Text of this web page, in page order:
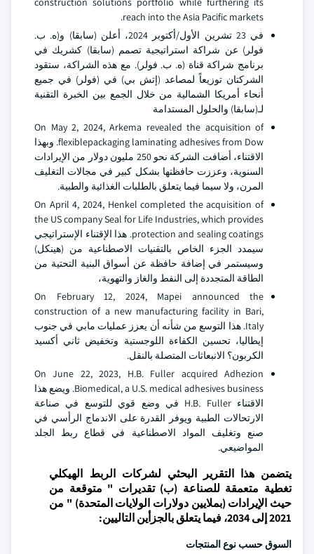
reach into the Asia Pacific markets.
في 23 تشرين الأول/أكتوبر 2024، أعلن (سابقا) و(ه. ب.
فولر) عن شراكة استراتيجية تصمم (سابقا) كشريك في
برنامج شراكة قناة (ه. ب. فولر). مع هذه الشراكة، ستقود
الشركتان توزيعاً لمصاعد (إتش بي) في (فولر) في جميع
أنحاء أمريكا الشمالية من خلال الجمع بين الخبرة التقنية
لـ(سابقا) والحلول المستدامة
On May 2, 2024, Arkema revealed the acquisition of
flexiblepackaging laminating adhesives from Dow. وبهذا
الاقتناء، أضافت الشركة نحو 250 مليون دولار من الإيرادات
السنوية، وعززت حافظتها بشكل كبير في مجالات التغليف
المرن، ولا سيما فيما يتعلق بالطلبات الغذائية والطبية.
On April 4, 2024, Henkel completed the acquisition of
the US company Seal for Life Industries, which provides
protection and sealing coatings. هذا الإقتناء الإستراتيجي
سيمدد الجزء الخاص بالتقنيات الاصطناعية من (هينكل)
وسيستمر في إضافة حافظة عن أسواق البنية التحتية من
الطاقة المتجددة إلى النفط والغاز والتهوية،
On February 12, 2024, Mapei announced the
construction of a new manufacturing facility in Bari,
Italy. هذا التوسع من شأنه أن يعزز عمليات مابي في جنوب
إيطاليا، تحسين الكفاءة اللوجستية وتخفيض ثاني أكسيد
الكربون؟ الانبعاثات المتصلة بالنقل.
On June 22, 2023, H.B. Fuller acquired Adhezion
Biomedical, a U.S. medical adhesives business. ويضع هذا
الاقتناء H.B. Fuller في وضع قوي للتوسع في صناعة
الارتحالات الطبية ويوفر القدرة على الاندماج الرأسي في
صنع وتغليف المواد الاصطناعية في قطاع ربط الجلد
المواضيعي.
يتضمن هذا التقرير البحثي لشركات الربط الهيكلي
تغطية متعمقة للصناعة (ب) تقديرات " متوقعة من
حيث الإيرادات (بملايين دولارات الولايات المتحدة) " من
2021 إلى 2034، فيما يتعلق بالجزأين التاليين:
السوق حسب نوع المنتجات